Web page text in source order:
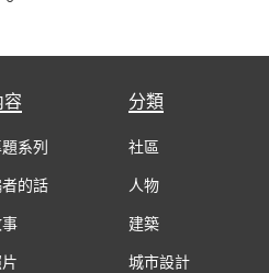
容
系列
的話
分類
社區
人物
建築
城市設計